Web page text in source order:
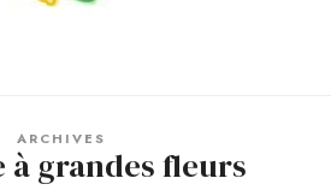
ARCHIVES
grandes fleurs